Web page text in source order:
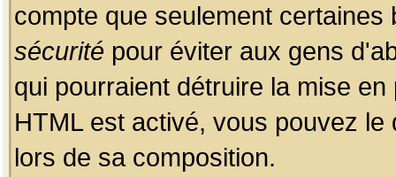
compte que seulement
sécurité pour éviter aux gens
qui pourraient détruire la mise
HTML est activé, vous pouvez
lors de sa composition.